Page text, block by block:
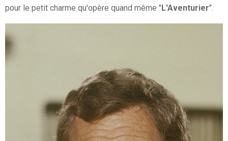
pour le petit charme qu'opère quand même " L'Aventurier".